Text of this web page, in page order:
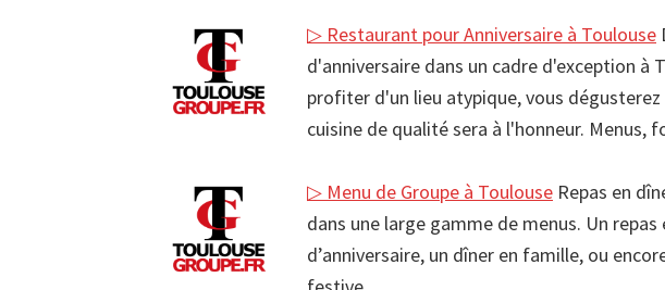
▷ Restaurant pour Anniversaire à Toulouse
d'anniversaire dans un cadre d'exception à
profiter d'un lieu atypique, vous dégusterez
cuisine de qualité sera à l'honneur. Menus,
▷ Menu de Groupe à Toulouse Repas en
dans une large gamme de menus. Un
d’anniversaire, un dîner en famille, ou